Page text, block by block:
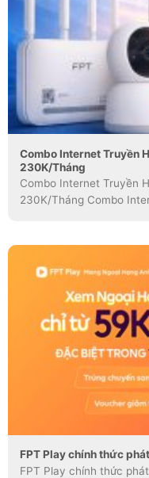
Combo Internet Truyền
230K/Tháng
Combo Internet Truyền
230K/Tháng Combo
FPT Play chính thức
FPT Play chính thức